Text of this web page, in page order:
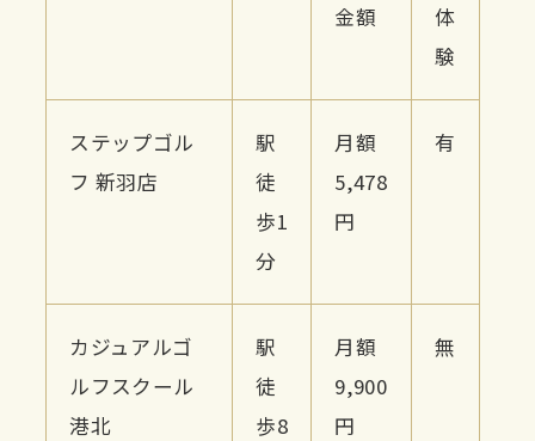
金額
体
験
ステップゴル
フ 新羽店
駅
徒
歩1
分
月額
5,478
円
有
カジュアルゴ
ルフスクール
港北
駅
徒
歩8
月額
9,900
円
無